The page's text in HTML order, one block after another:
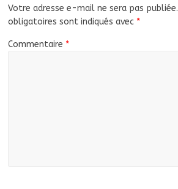
Votre adresse e-mail ne sera pas publiée.
obligatoires sont indiqués avec *
Commentaire *